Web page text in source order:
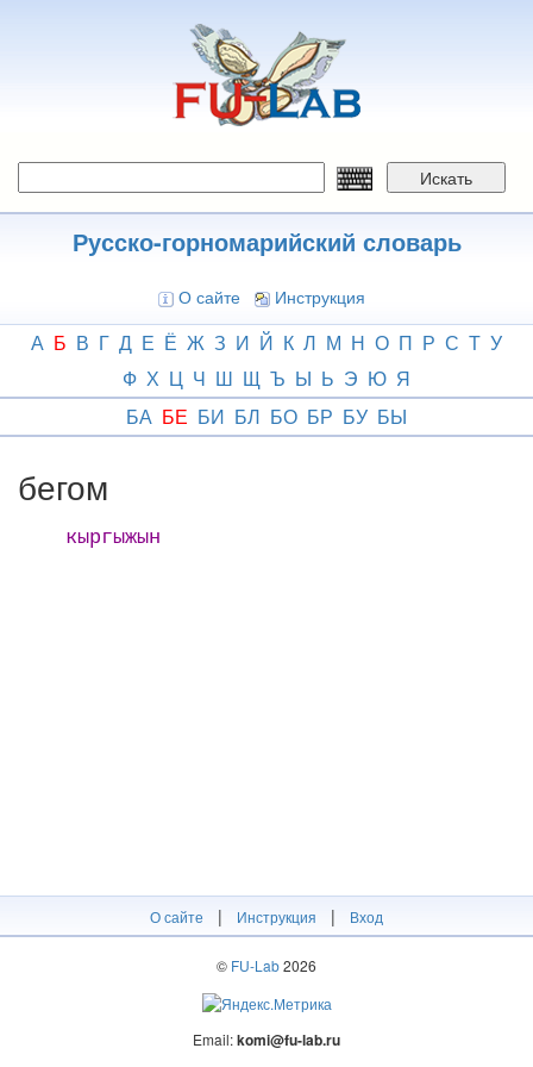
Искать
Русско-горномарийский словарь
О сайте Инструкция
А Б В Г Д Е Ё Ж З И Й К Л М Н О П Р С Т У
Ф Х Ц Ч Ш Щ Ъ Ы Ь Э Ю Я
БА БЕ БИ БЛ БО БР БУ БЫ
бегом
кыргыжын
О сайте | Инструкция | Вход
© FU-Lab2026
Email:komi@fu-lab.ru